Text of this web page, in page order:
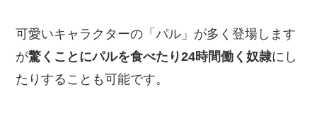
可愛いキャラクターの「パル」が多く登場します
が驚くことにパルを食べたり24時間働く奴隷にし
たりすることも可能です。